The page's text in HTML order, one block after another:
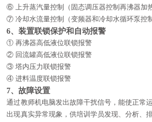
⑥ 上升蒸汽量控制（固态调压器控制再沸器加
⑦ 冷却水流量控制（变频器和冷却水循环泵控
6、装置联锁保护和自动报警
① 再沸器高低液位联锁报警
② 回流罐高低液位联锁报警
③ 塔内压力联锁报警
④ 进料温度联锁报警
7、故障设置
通过教师机电脑发出故障干扰信号，能使正常
出现真实异常现象，供培训学员发现、分析、